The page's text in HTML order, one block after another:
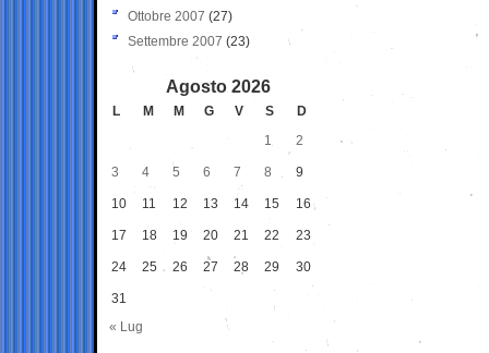
Ottobre 2007 (27)
Settembre 2007 (23)
Agosto 2026
L M M G V S
D
1
2
3 4 5 6 7 8 9
10 11 12 13 14 15 16
17 18 19 20 21 22 23
24 25 26 27 28 29 30
31
« Lug